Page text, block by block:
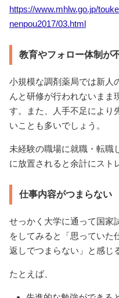
https://www.mhlw.go.jp/
nenpou2017/03.html
教育やフォロー体制が
小規模な調剤薬局では新人
んと研修が行われないまま
す。また、人手不足により
いことも多いでしょう。
未経験の職場に就職・転職
に放置されると余計にスト
仕事内容がつまらない
せっかく大学に通って国家
をしてみると「思ってい
返しでつまらない」と感じ
たとえば、